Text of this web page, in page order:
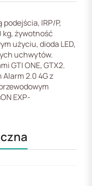
IRP/P,
kg, żywotność
użyciu​, dioda LED​,
uchwytów.
GTI ONE, GTX2.
2.0 4G z
EXP-